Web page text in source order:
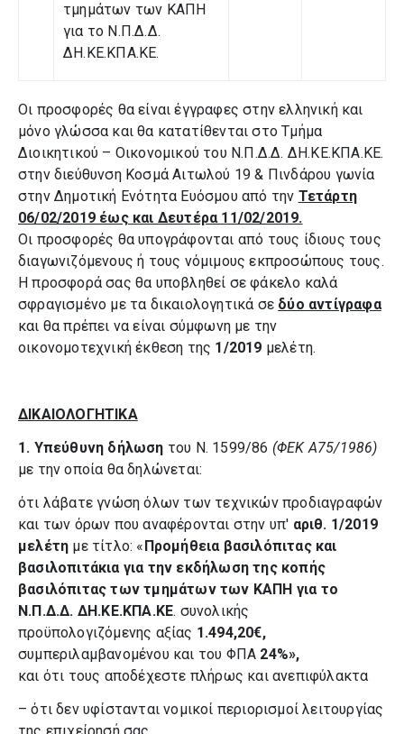
τμημάτων των ΚΑΠΗ
για το Ν.Π.Δ.Δ.
ΔΗ.ΚΕ.ΚΠΑ.ΚΕ.
Οι προσφορές θα είναι έγγραφες στην ελληνική και
μόνο γλώσσα και θα κατατίθενται στο Τμήμα
Διοικητικού – Οικονομικού του Ν.Π.Δ.Δ. ΔΗ.ΚΕ.ΚΠΑ.ΚΕ.
στην διεύθυνση Κοσμά Αιτωλού 19 & Πινδάρου γωνία
στην Δημοτική Ενότητα Ευόσμου από την Τετάρτη
06/02/2019 έως και Δευτέρα 11/02/2019.
Οι προσφορές θα υπογράφονται από τους ίδιους τους
διαγωνιζόμενους ή τους νόμιμους εκπροσώπους τους.
Η προσφορά σας θα υποβληθεί σε φάκελο καλά
σφραγισμένο με τα δικαιολογητικά σε δύο αντίγραφα
και θα πρέπει να είναι σύμφωνη με την
οικονομοτεχνική έκθεση της 1/2019 μελέτη.
ΔΙΚΑΙΟΛΟΓΗΤΙΚΑ
1. Υπεύθυνη δήλωση του Ν. 1599/86 (ΦΕΚ Α75/1986)
με την οποία θα δηλώνεται:
ότι λάβατε γνώση όλων των τεχνικών προδιαγραφών
και των όρων που αναφέρονται στην υπ' αριθ. 1/2019
μελέτη με τίτλο: «Προμήθεια βασιλόπιτας και
βασιλοπιτάκια για την εκδήλωση της κοπής
βασιλόπιτας των τμημάτων των ΚΑΠΗ για το
Ν.Π.Δ.Δ. ΔΗ.ΚΕ.ΚΠΑ.ΚΕ. συνολικής
προϋπολογιζόμενης αξίας 1.494,20€,
συμπεριλαμβανομένου και του ΦΠΑ 24%»,
και ότι τους αποδέχεστε πλήρως και ανεπιφύλακτα
– ότι δεν υφίστανται νομικοί περιορισμοί λειτουργίας